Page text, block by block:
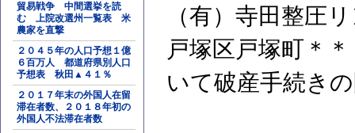
貿易戦争 中間選挙を読
む 上院改選州一覧表 米
農家を直撃
２０４５年の人口予想１億
６百万人 都道府県別人口
予想表 秋田▲４１％
２０１７年末の外国人在留
滞在者数、２０１８年初の
外国人不法滞在者数
（有）寺田整圧
戸塚区戸塚町＊
いて破産手続き